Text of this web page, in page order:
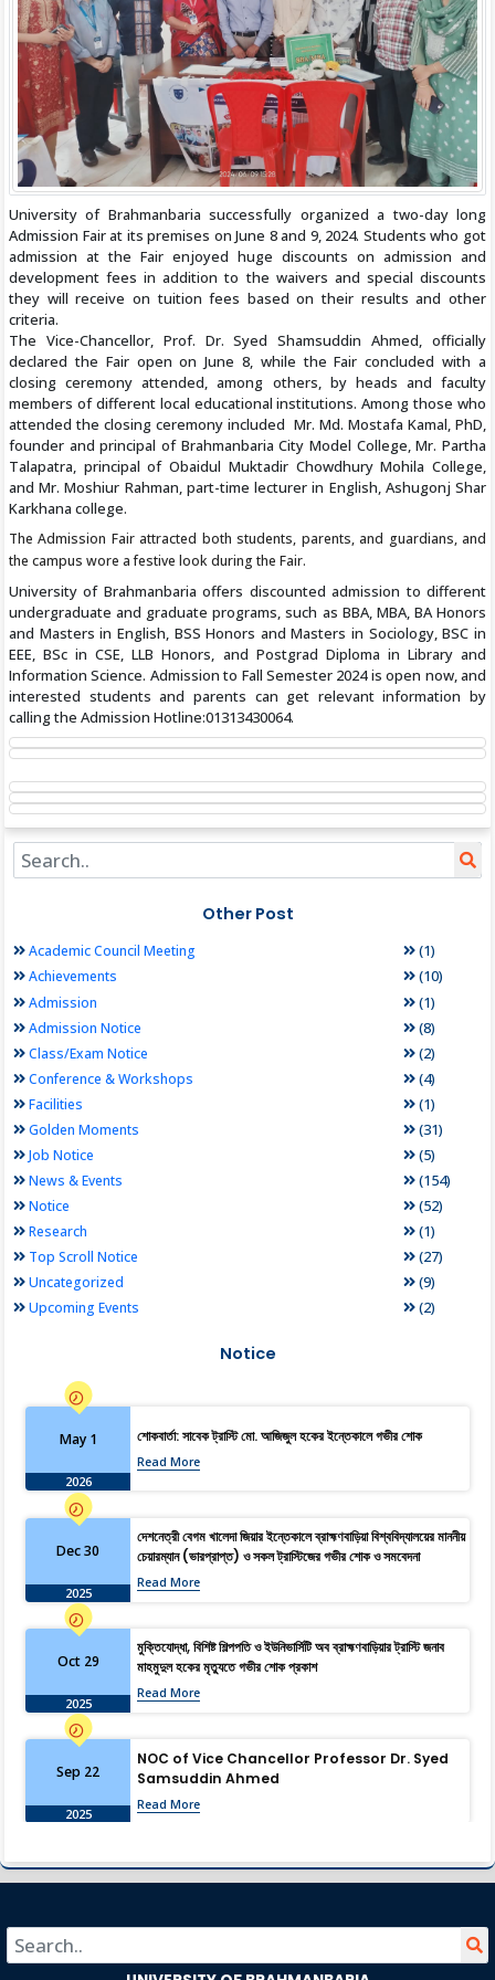
University of Brahmanbaria successfully organized a two-day long
Admission Fair at its premises on June 8 and 9, 2024. Students who got
admission at the Fair enjoyed huge discounts on admission and
development fees in addition to the waivers and special discounts
they will receive on tuition fees based on their results and other
criteria.
The Vice-Chancellor, Prof. Dr. Syed Shamsuddin Ahmed, officially
declared the Fair open on June 8, while the Fair concluded with a
closing ceremony attended, among others, by heads and faculty
members of different local educational institutions. Among those who
attended the closing ceremony included Mr. Md. Mostafa Kamal, PhD,
founder and principal of Brahmanbaria City Model College, Mr. Partha
Talapatra, principal of Obaidul Muktadir Chowdhury Mohila College,
and Mr. Moshiur Rahman, part-time lecturer in English, Ashugonj Shar
Karkhana college.
The Admission Fair attracted both students, parents, and guardians, and
the campus wore a festive look during the Fair.
University of Brahmanbaria offers discounted admission to different
undergraduate and graduate programs, such as BBA, MBA, BA Honors
and Masters in English, BSS Honors and Masters in Sociology, BSC in
EEE, BSc in CSE, LLB Honors, and Postgrad Diploma in Library and
Information Science. Admission to Fall Semester 2024 is open now, and
interested students and parents can get relevant information by
calling the Admission Hotline:01313430064.
Other Post
Academic Council Meeting (1)
Achievements (10)
Admission (1)
Admission Notice (8)
Class/Exam Notice (2)
Conference & Workshops (4)
Facilities (1)
Golden Moments (31)
Job Notice (5)
News & Events (154)
Notice (52)
Research (1)
Top Scroll Notice (27)
Uncategorized (9)
Upcoming Events (2)
Notice
May 1
2026
শোকবার্তা: সাবেক ট্রাস্টি মো. আজিজুল হকের ইন্তেকালে গভীর শোক
Read More
Dec 30
2025
দেশনেত্রী বেগম খালেদা জিয়ার ইন্তেকালে ব্রাহ্মণবাড়িয়া বিশ্ববিদ্যালয়ের মাননীয়
চেয়ারম্যান (ভারপ্রাপ্ত) ও সকল ট্রাস্টিজের গভীর শোক ও সমবেদনা
Read More
Oct 29
2025
মুক্তিযোদ্ধা, বিশিষ্ট শিল্পপতি ও ইউনিভার্সিটি অব ব্রাহ্মণবাড়িয়ার ট্রাস্টি জনাব
মাহমুদুল হকের মৃত্যুতে গভীর শোক প্রকাশ
Read More
Sep 22
2025
NOC of Vice Chancellor Professor Dr. Syed
Samsuddin Ahmed
Read More
Aug 13
2025
University of Brahmanbaria: Shaping the
Future Through Research
University of Brahmanbaria Observes “July